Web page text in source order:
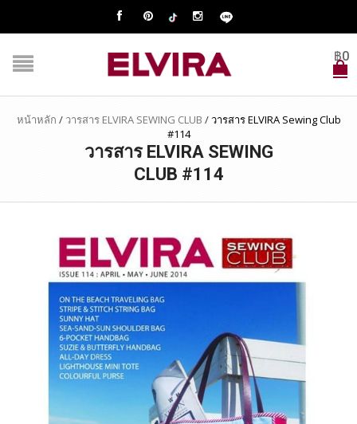
฿0
หน้าหลัก / วารสาร ELVIRA SEWING CLUB /วารสาร ELVIRA Sewing Club
#114
วารสาร ELVIRA SEWING
CLUB #114